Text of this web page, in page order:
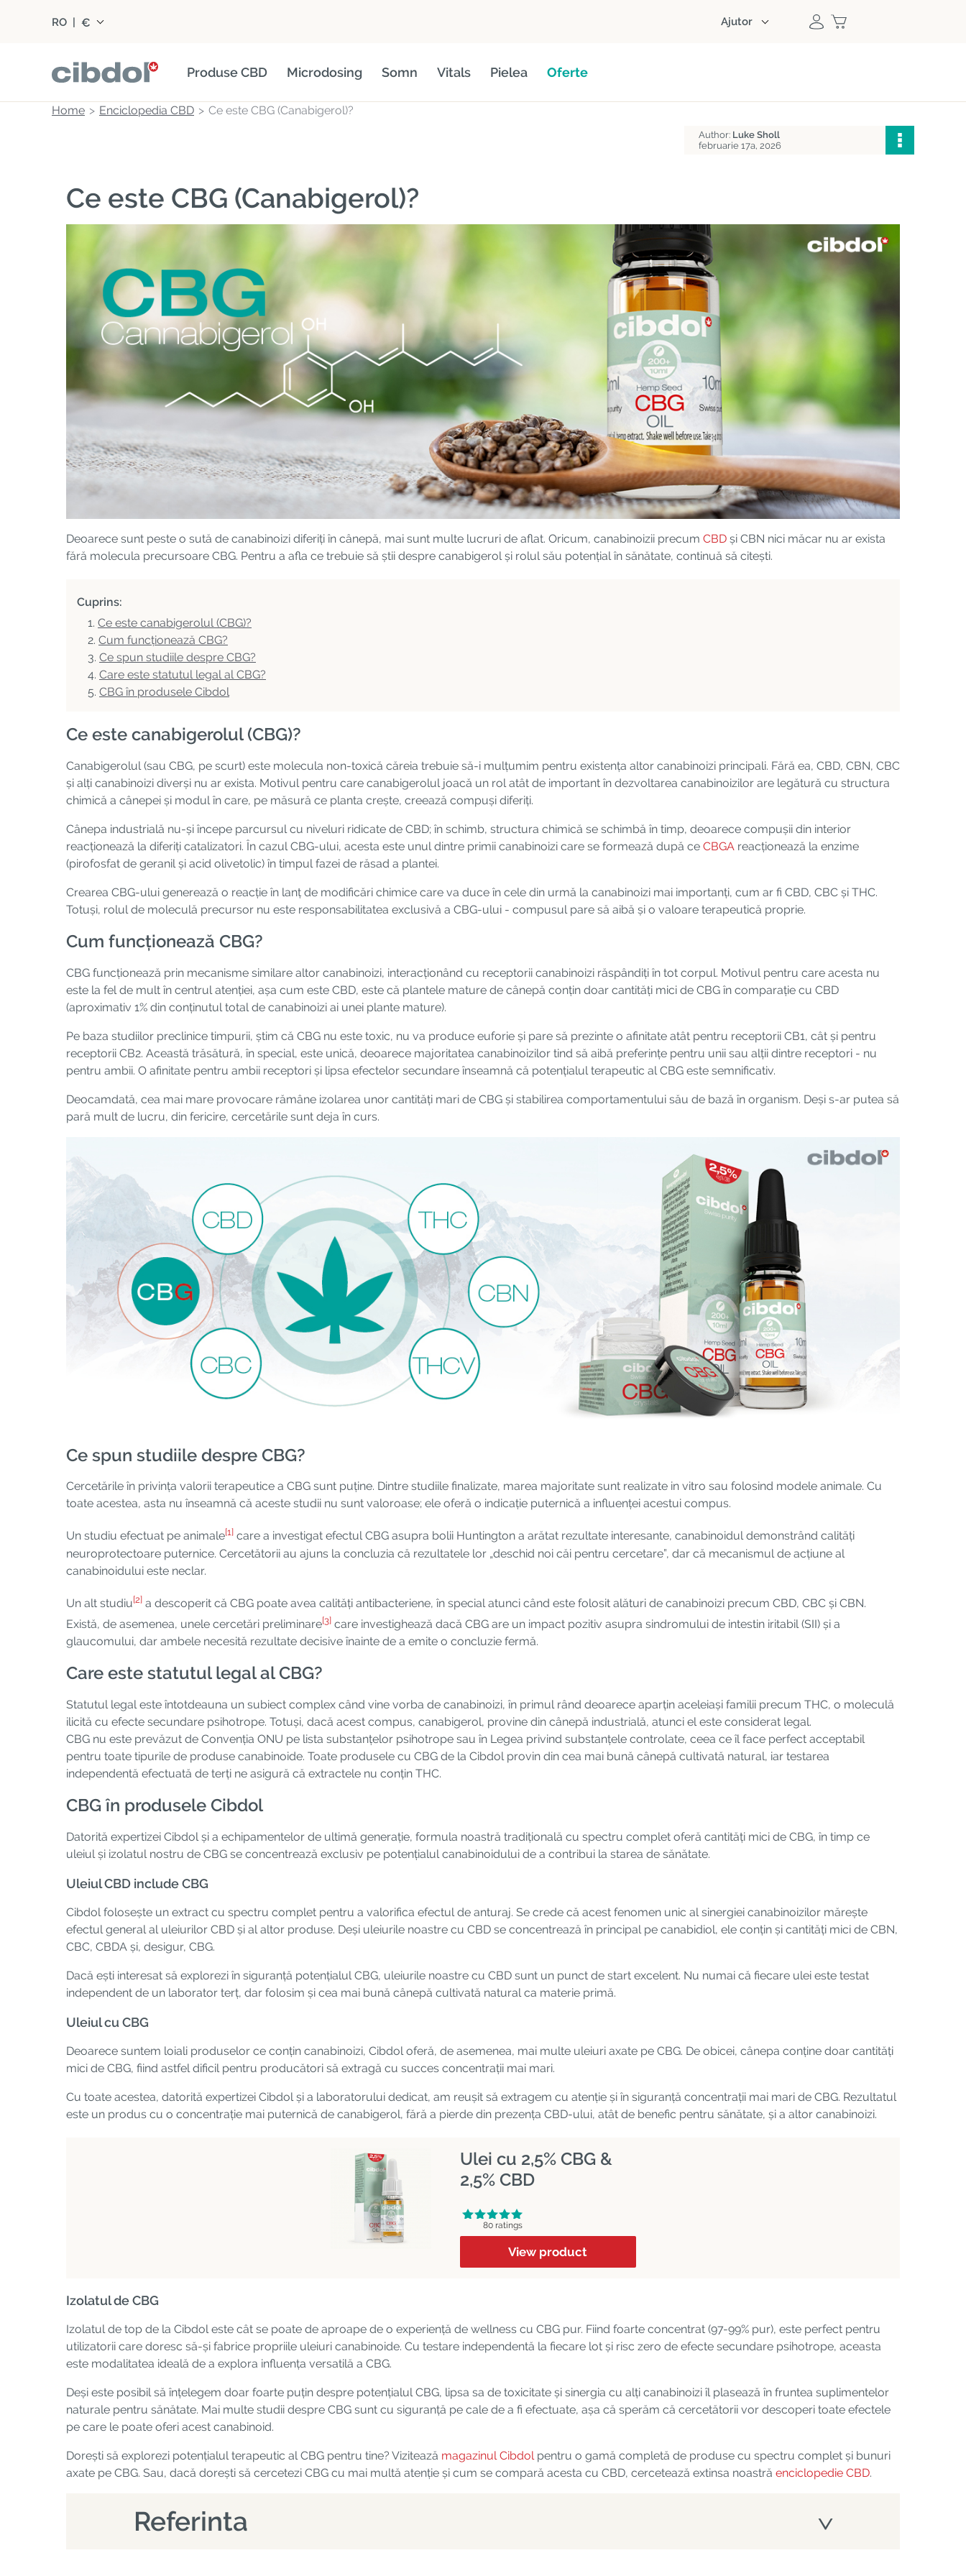
RO | € Ajutor
Produse CBD Microdosing Somn Vitals Pielea Oferte
Home Enciclopedia CBD Ce este CBG (Canabigerol)?
Author: Luke Sholl
februarie 17a, 2026
Ce este CBG (Canabigerol)?
Deoarece sunt peste o sută de canabinoizi diferiți în cânepă, mai sunt multe lucruri de aflat. Oricum, canabinoizii precum CBD și CBN nici măcar nu ar exista
fără molecula precursoare CBG. Pentru a afla ce trebuie să știi despre canabigerol și rolul său potențial în sănătate, continuă să citești.
Cuprins:
Ce este canabigerolul (CBG)?
Cum funcționează CBG?
Ce spun studiile despre CBG?
Care este statutul legal al CBG?
CBG în produsele Cibdol
Ce este canabigerolul (CBG)?
Canabigerolul (sau CBG, pe scurt) este molecula non-toxică căreia trebuie să-i mulțumim pentru existența altor canabinoizi principali. Fără ea, CBD, CBN, CBC
și alți canabinoizi diverși nu ar exista. Motivul pentru care canabigerolul joacă un rol atât de important în dezvoltarea canabinoizilor are legătură cu structura
chimică a cânepei și modul în care, pe măsură ce planta crește, creează compuși diferiți.
Cânepa industrială nu-și începe parcursul cu niveluri ridicate de CBD; în schimb, structura chimică se schimbă în timp, deoarece compușii din interior
reacționează la diferiți catalizatori. În cazul CBG-ului, acesta este unul dintre primii canabinoizi care se formează după ce CBGA reacționează la enzime
(pirofosfat de geranil și acid olivetolic) în timpul fazei de răsad a plantei.
Crearea CBG-ului generează o reacție în lanț de modificări chimice care va duce în cele din urmă la canabinoizi mai importanți, cum ar fi CBD, CBC și THC.
Totuși, rolul de moleculă precursor nu este responsabilitatea exclusivă a CBG-ului - compusul pare să aibă și o valoare terapeutică proprie.
Cum funcționează CBG?
CBG funcționează prin mecanisme similare altor canabinoizi, interacționând cu receptorii canabinoizi răspândiți în tot corpul. Motivul pentru care acesta nu
este la fel de mult în centrul atenției, așa cum este CBD, este că plantele mature de cânepă conțin doar cantități mici de CBG în comparație cu CBD
(aproximativ 1% din conținutul total de canabinoizi ai unei plante mature).
Pe baza studiilor preclinice timpurii, știm că CBG nu este toxic, nu va produce euforie și pare să prezinte o afinitate atât pentru receptorii CB1, cât și pentru
receptorii CB2. Această trăsătură, în special, este unică, deoarece majoritatea canabinoizilor tind să aibă preferințe pentru unii sau alții dintre receptori - nu
pentru ambii. O afinitate pentru ambii receptori și lipsa efectelor secundare înseamnă că potențialul terapeutic al CBG este semnificativ.
Deocamdată, cea mai mare provocare rămâne izolarea unor cantități mari de CBG și stabilirea comportamentului său de bază în organism. Deși s-ar putea să
pară mult de lucru, din fericire, cercetările sunt deja în curs.
Ce spun studiile despre CBG?
Cercetările în privința valorii terapeutice a CBG sunt puține. Dintre studiile finalizate, marea majoritate sunt realizate in vitro sau folosind modele animale. Cu
toate acestea, asta nu înseamnă că aceste studii nu sunt valoroase; ele oferă o indicație puternică a influenței acestui compus.
Un studiu efectuat pe animale[1] care a investigat efectul CBG asupra bolii Huntington a arătat rezultate interesante, canabinoidul demonstrând calități
neuroprotectoare puternice. Cercetătorii au ajuns la concluzia că rezultatele lor „deschid noi căi pentru cercetare”, dar că mecanismul de acțiune al
canabinoidului este neclar.
Un alt studiu[2] a descoperit că CBG poate avea calități antibacteriene, în special atunci când este folosit alături de canabinoizi precum CBD, CBC și CBN.
Există, de asemenea, unele cercetări preliminare[3] care investighează dacă CBG are un impact pozitiv asupra sindromului de intestin iritabil (SII) și a
glaucomului, dar ambele necesită rezultate decisive înainte de a emite o concluzie fermă.
Care este statutul legal al CBG?
Statutul legal este întotdeauna un subiect complex când vine vorba de canabinoizi, în primul rând deoarece aparțin aceleiași familii precum THC, o moleculă
ilicită cu efecte secundare psihotrope. Totuși, dacă acest compus, canabigerol, provine din cânepă industrială, atunci el este considerat legal.
CBG nu este prevăzut de Convenția ONU pe lista substanțelor psihotrope sau în Legea privind substanțele controlate, ceea ce îl face perfect acceptabil
pentru toate tipurile de produse canabinoide. Toate produsele cu CBG de la Cibdol provin din cea mai bună cânepă cultivată natural, iar testarea
independentă efectuată de terți ne asigură că extractele nu conțin THC.
CBG în produsele Cibdol
Datorită expertizei Cibdol și a echipamentelor de ultimă generație, formula noastră tradițională cu spectru complet oferă cantități mici de CBG, în timp ce
uleiul și izolatul nostru de CBG se concentrează exclusiv pe potențialul canabinoidului de a contribui la starea de sănătate.
Uleiul CBD include CBG
Cibdol folosește un extract cu spectru complet pentru a valorifica efectul de anturaj. Se crede că acest fenomen unic al sinergiei canabinoizilor mărește
efectul general al uleiurilor CBD și al altor produse. Deși uleiurile noastre cu CBD se concentrează în principal pe canabidiol, ele conțin și cantități mici de CBN,
CBC, CBDA și, desigur, CBG.
Dacă ești interesat să explorezi în siguranță potențialul CBG, uleiurile noastre cu CBD sunt un punct de start excelent. Nu numai că fiecare ulei este testat
independent de un laborator terț, dar folosim și cea mai bună cânepă cultivată natural ca materie primă.
Uleiul cu CBG
Deoarece suntem loiali produselor ce conțin canabinoizi, Cibdol oferă, de asemenea, mai multe uleiuri axate pe CBG. De obicei, cânepa conține doar cantități
mici de CBG, fiind astfel dificil pentru producători să extragă cu succes concentrații mai mari.
Cu toate acestea, datorită expertizei Cibdol și a laboratorului dedicat, am reușit să extragem cu atenție și în siguranță concentrații mai mari de CBG. Rezultatul
este un produs cu o concentrație mai puternică de canabigerol, fără a pierde din prezența CBD-ului, atât de benefic pentru sănătate, și a altor canabinoizi.
Ulei cu 2,5% CBG &
2,5% CBD
80 ratings
View product
Izolatul de CBG
Izolatul de top de la Cibdol este cât se poate de aproape de o experiență de wellness cu CBG pur. Fiind foarte concentrat (97-99% pur), este perfect pentru
utilizatorii care doresc să-și fabrice propriile uleiuri canabinoide. Cu testare independentă la fiecare lot și risc zero de efecte secundare psihotrope, aceasta
este modalitatea ideală de a explora influența versatilă a CBG.
Deși este posibil să înțelegem doar foarte puțin despre potențialul CBG, lipsa sa de toxicitate și sinergia cu alți canabinoizi îl plasează în fruntea suplimentelor
naturale pentru sănătate. Mai multe studii despre CBG sunt cu siguranță pe cale de a fi efectuate, așa că sperăm că cercetătorii vor descoperi toate efectele
pe care le poate oferi acest canabinoid.
Dorești să explorezi potențialul terapeutic al CBG pentru tine? Vizitează magazinul Cibdolpentru o gamă completă de produse cu spectru complet și bunuri
axate pe CBG. Sau, dacă dorești să cercetezi CBG cu mai multă atenție și cum se compară acesta cu CBD, cercetează extinsa noastră enciclopedie CBD.
Referinta